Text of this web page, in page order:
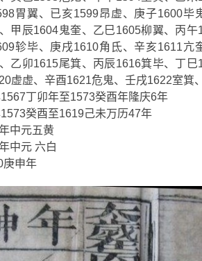
胃翼、已亥1599昂虚、庚子1600毕
甲辰1604鬼奎、乙巳1605柳翼、丙
轸毕、庚戌1610角氐、辛亥1611亢
乙卯1615尾箕、丙辰1616箕毕、丁
虚虚、辛酉1621危鬼、壬戌1622室箕
丁卯年至1573癸酉年隆庆6年
癸酉至1619己未万历47年
中元五黄
中元 六白
庚申年